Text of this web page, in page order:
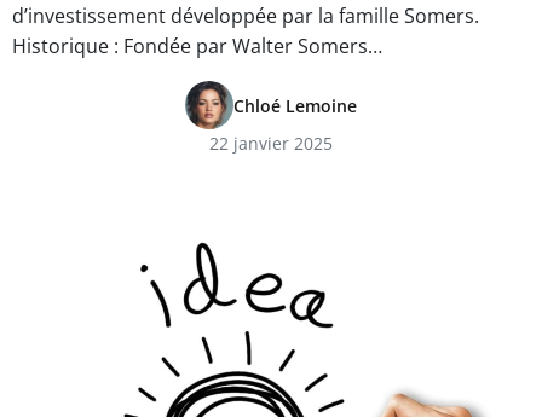
d’investissement développée par la famille Somers.
Historique : Fondée par Walter Somers…
Chloé Lemoine
22 janvier 2025